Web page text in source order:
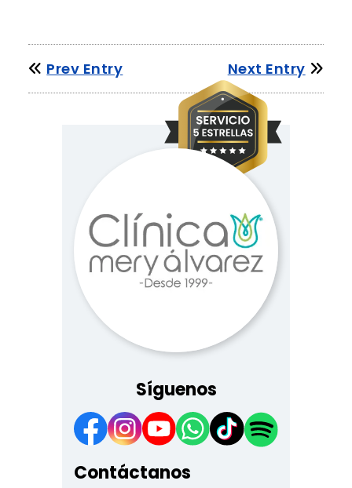
Prev Entry Next Entry
Síguenos
Contáctanos